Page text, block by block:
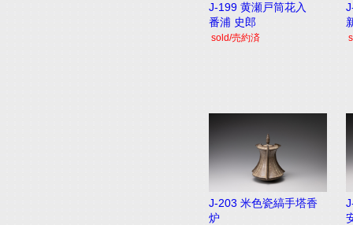
J-199 黄瀬戸筒花入
番浦 史郎
sold/売約済
J-203 米色瓷縞手塔香
炉